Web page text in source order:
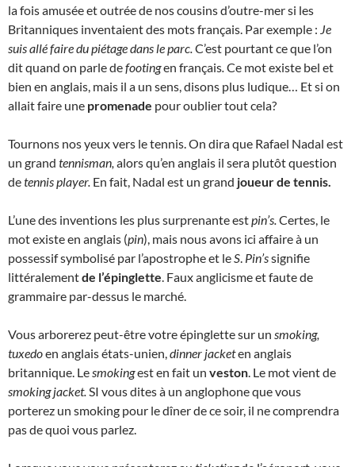
la fois amusée et outrée de nos cousins d’outre-mer si les
Britanniques inventaient des mots français. Par exemple : Je
suis allé faire du piétage dans le parc.C’est pourtant ce que l’on
dit quand on parle defootingen français.Ce mot existe bel et
bien en anglais, mais il a un sens, disons plus ludique… Et si on
allait faire une promenade pour oublier tout cela?
Tournons nos yeux vers le tennis. On dira que Rafael Nadal est
un grand tennisman, alors qu’en anglais il sera plutôt question
detennis player. En fait, Nadal est un grand joueur de tennis.
L’une des inventions les plus surprenante estpin’s.Certes, le
mot existe en anglais (pin), mais nous avons ici affaire à un
possessif symbolisé par l’apostrophe et leS. Pin’ssignifie
littéralementde l’épinglette. Faux anglicisme et faute de
grammaire par-dessus le marché.
Vous arborerez peut-être votre épinglette sur un smoking,
tuxedoen anglais états-unien,dinner jacketen anglais
britannique. Lesmokingest en fait un veston. Le mot vient de
smoking jacket.SI vous dites à un anglophone que vous
porterez un smoking pour le dîner de ce soir, il ne comprendra
pas de quoi vous parlez.